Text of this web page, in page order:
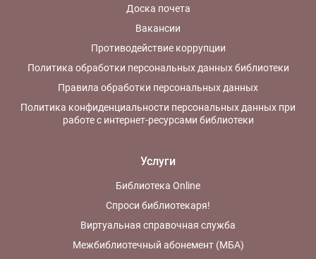
Доска почета
Вакансии
Противодействие коррупции
Политика обработки персональных данных библиотеки
Правила обработки персональных данных
Политика конфиденциальности персональных данных при
работе с интернет-ресурсами библиотеки
Услуги
Библиотека Online
Спроси библиотекаря!
Виртуальная справочная служба
Межбиблиотечный абонемент (МБА)